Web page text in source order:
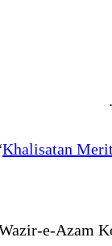
Khalisatan
e-Azam